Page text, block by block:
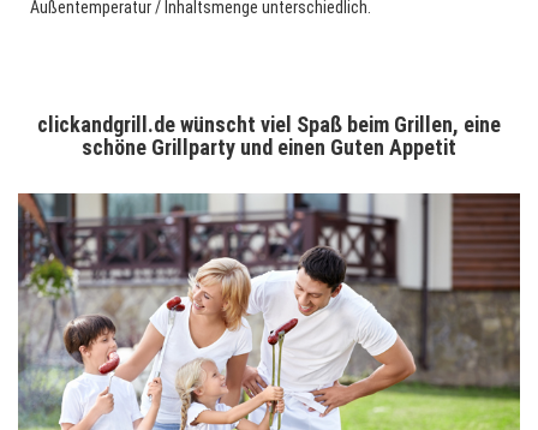
Außentemperatur / Inhaltsmenge unterschiedlich.
clickandgrill.de wünscht viel Spaß beim Grillen, eine
schöne Grillparty und einen Guten Appetit